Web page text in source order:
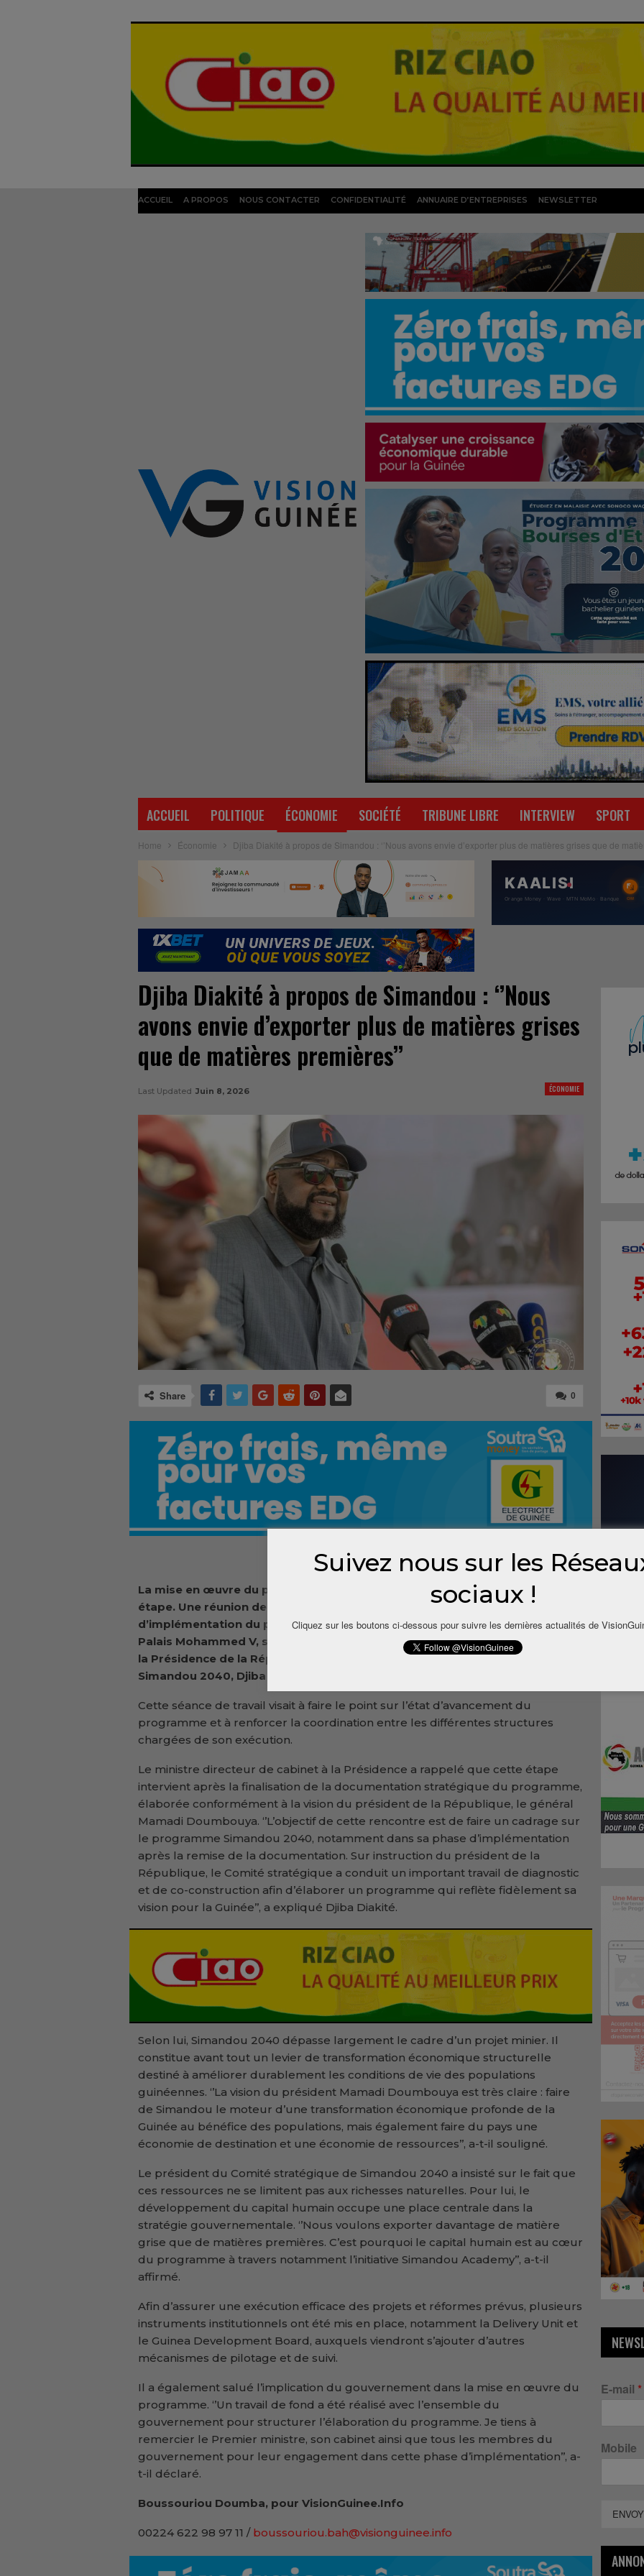
ACCUEIL A PROPOS NOUS CONTACTER CONFIDENTIALITÉ ANNUAIRE D’ENTREPRISES NEWSLETTER
ACCUEIL POLITIQUE ÉCONOMIE SOCIÉTÉ TRIBUNE LIBRE INTERVIEW SPORT
Home Économie Djiba Diakité à propos de Simandou : ‘’Nous avons envie d’exporter plus de matières grises que de
Djiba Diakité à propos de Simandou : ‘’Nous
avons envie d’exporter plus de matières grises
que de matières premières’’
ÉCONOMIE
Last Updated Juin 8, 2026
0
Share
La mise en œuvre du programme Simandou 2040 franchit une nouvelle
étape. Une réunion de cadrage technique consacrée à la phase
d’implémentation du programme s’est tenue ce vendredi 5 juin 2026 au
Palais Mohammed V, sous la présidence du ministre directeur de Cabinet à
la Présidence de la République et président du Comité stratégique de
Simandou 2040, Djiba Diakité.
Cette séance de travail visait à faire le point sur l’état d’avancement du
programme et à renforcer la coordination entre les différentes structures
chargées de son exécution.
Le ministre directeur de cabinet à la Présidence a rappelé que cette étape
intervient après la finalisation de la documentation stratégique du programme,
élaborée conformément à la vision du président de la République, le général
Mamadi Doumbouya. ‘’L’objectif de cette rencontre est de faire un cadrage sur
le programme Simandou 2040, notamment dans sa phase d’implémentation
après la remise de la documentation. Sur instruction du président de la
République, le Comité stratégique a conduit un important travail de diagnostic
et de co-construction afin d’élaborer un programme qui reflète fidèlement sa
vision pour la Guinée’’, a expliqué Djiba Diakité.
Selon lui, Simandou 2040 dépasse largement le cadre d’un projet minier. Il
constitue avant tout un levier de transformation économique structurelle
destiné à améliorer durablement les conditions de vie des populations
guinéennes. ‘’La vision du président Mamadi Doumbouya est très claire : faire
de Simandou le moteur d’une transformation économique profonde de la
Guinée au bénéfice des populations, mais également faire du pays une
économie de destination et une économie de ressources’’, a-t-il souligné.
Le président du Comité stratégique de Simandou 2040 a insisté sur le fait que
ces ressources ne se limitent pas aux richesses naturelles. Pour lui, le
développement du capital humain occupe une place centrale dans la
stratégie gouvernementale. ‘’Nous voulons exporter davantage de matière
grise que de matières premières. C’est pourquoi le capital humain est au cœur
du programme à travers notamment l’initiative Simandou Academy’’, a-t-il
affirmé.
Afin d’assurer une exécution efficace des projets et réformes prévus, plusieurs
instruments institutionnels ont été mis en place, notamment la Delivery Unit et
le Guinea Development Board, auxquels viendront s’ajouter d’autres
mécanismes de pilotage et de suivi.
Il a également salué l’implication du gouvernement dans la mise en œuvre du
programme. ‘’Un travail de fond a été réalisé avec l’ensemble du
gouvernement pour structurer l’élaboration du programme. Je tiens à
remercier le Premier ministre, son cabinet ainsi que tous les membres du
gouvernement pour leur engagement dans cette phase d’implémentation’’, a-
t-il déclaré.
Boussouriou Doumba, pour VisionGuinee.Info
00224 622 98 97 11 / boussouriou.bah@visionguinee.info
E-mail *
Mobile
Suivez nous sur les
sociaux !
Cliquez sur les boutons ci-dessous pour suivre les dernières actualités de